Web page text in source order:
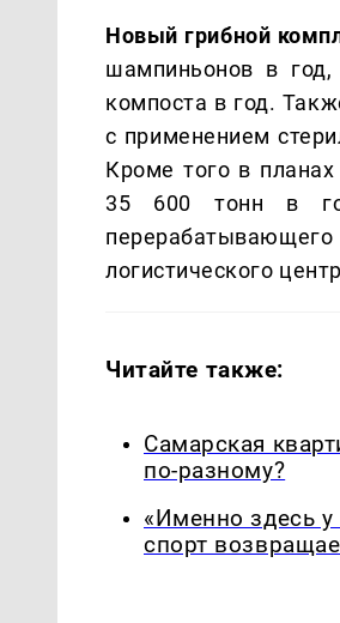
Новый грибной
шампиньонов в
компоста в год.
с применением
Кроме того в
35 600 тонн в
логистического
Читайте также:
Самарская
по-разному?
«Именно здесь
спорт